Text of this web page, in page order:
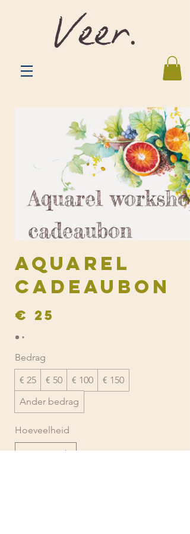
AQUAREL
CADEAUBON
€ 25
Bedrag
€ 25
€ 50 € 100
€ 150
Ander bedrag
Hoeveelheid